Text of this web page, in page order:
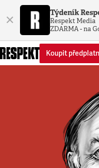
× Týdeník
Respekt Media
ZDARMA - na
Koupit